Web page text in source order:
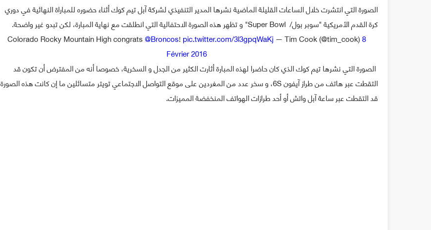
الصورة التي انتشرت خلال الساعات القليلة الماضية نشرها المدير التنفيذي لشركة آبل تيم كوك أثناء حضوره للمباراة النهائية في دوري
كرة القدم الأمريكية "سوبر بول/ Super Bowl" و تظهر هذه الصورة الاحتفالية التي انطلقت مع نهاية المبارة، لكن تبدو غير واضحة.
Colorado Rocky Mountain High congrats@Broncos!pic.twitter.com/3l3gpqWaKj— Tim Cook (@tim_cook)8
Février 2016
الصورة التي نشرها تيم كوك الذي كان حاضرا لهذه المبارة أثارت الكثير من الجدل و السخرية، خصوصا أنه من المفترض أن تكون قد
التقطت عبر هاتف من طراز آيفون 6S، و سخر عدد من المغردين على موقع التواصل الاجتماعي تويتر متسائلين ما إن كانت هذه الصورة
قد التقطت عبر ساعة آبل واتش أو أحد طرازات الهواتف المنخفضة المميزات.